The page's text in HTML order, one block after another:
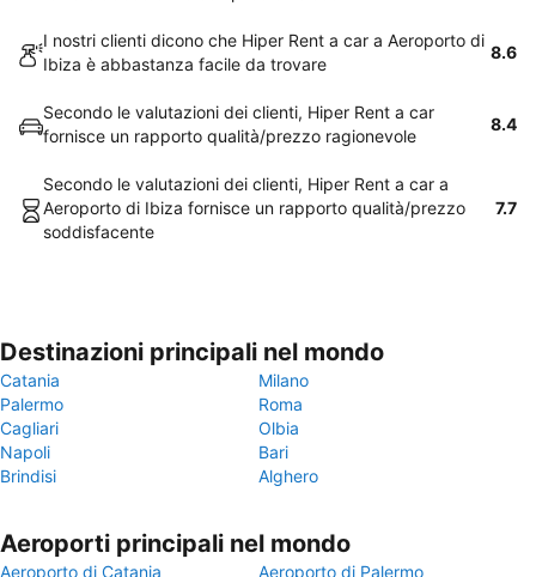
I nostri clienti dicono che Hiper Rent a car a Aeroporto di
Ibiza è abbastanza facile da trovare
8.6
Secondo le valutazioni dei clienti, Hiper Rent a car
fornisce un rapporto qualità/prezzo ragionevole
8.4
Secondo le valutazioni dei clienti, Hiper Rent a car a
Aeroporto di Ibiza fornisce un rapporto qualità/prezzo
soddisfacente
7.7
Destinazioni principali nel mondo
Catania
Milano
Palermo
Roma
Cagliari
Olbia
Napoli
Bari
Brindisi
Alghero
Aeroporti principali nel mondo
Aeroporto di Catania Aeroporto di Palermo